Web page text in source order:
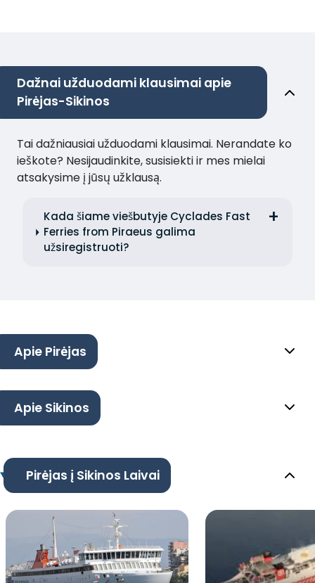
Dažnai užduodami klausimai apie
Pirėjas-Sikinos
Tai dažniausiai užduodami klausimai. Nerandate ko
ieškote? Nesijaudinkite, susisiekti ir mes mielai
atsakysime į jūsų užklausą.
Kada šiame viešbutyje Cyclades Fast
Ferries from Piraeus galima
užsiregistruoti?
Apie Pirėjas
Apie Sikinos
Pirėjas į Sikinos Laivai